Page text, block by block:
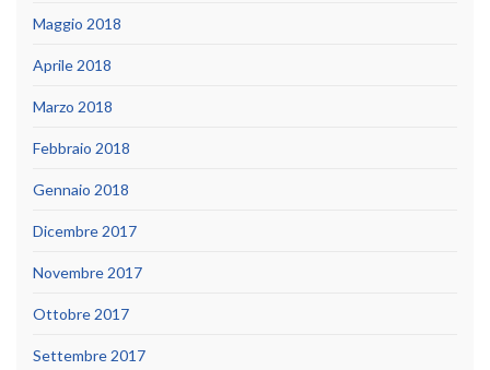
Maggio 2018
Aprile 2018
Marzo 2018
Febbraio 2018
Gennaio 2018
Dicembre 2017
Novembre 2017
Ottobre 2017
Settembre 2017